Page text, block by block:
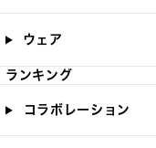
ウェア
ランキング
コラボレーション